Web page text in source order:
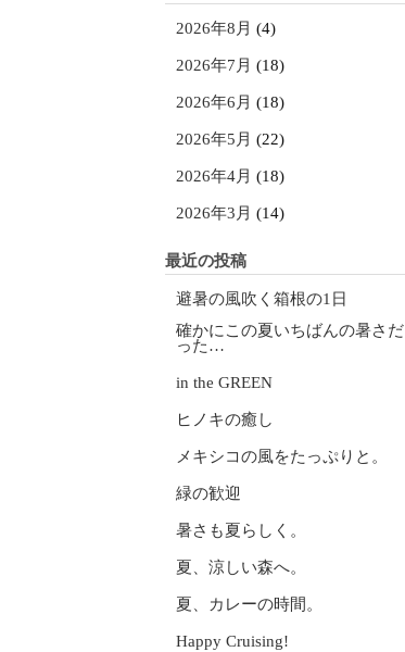
2026年8月 (4)
2026年7月 (18)
2026年6月 (18)
2026年5月 (22)
2026年4月 (18)
2026年3月 (14)
最近の投稿
避暑の風吹く箱根の1日
確かにこの夏いちばんの暑さだ
った…
in the GREEN
ヒノキの癒し
メキシコの風をたっぷりと。
緑の歓迎
暑さも夏らしく。
夏、涼しい森へ。
夏、カレーの時間。
Happy Cruising!